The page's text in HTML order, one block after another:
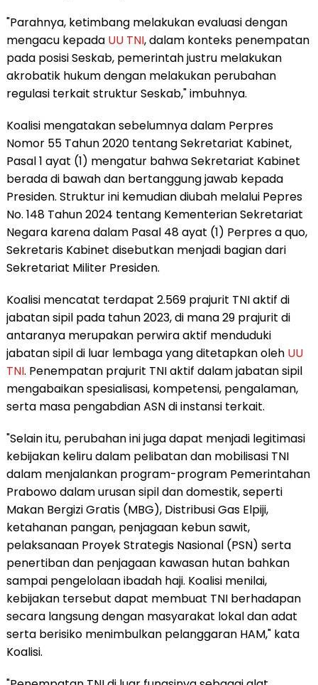
"Parahnya, ketimbang melakukan evaluasi dengan
mengacu kepada UU TNI, dalam konteks penempatan
pada posisi Seskab, pemerintah justru melakukan
akrobatik hukum dengan melakukan perubahan
regulasi terkait struktur Seskab," imbuhnya.
Koalisi mengatakan sebelumnya dalam Perpres
Nomor 55 Tahun 2020 tentang Sekretariat Kabinet,
Pasal 1 ayat (1) mengatur bahwa Sekretariat Kabinet
berada di bawah dan bertanggung jawab kepada
Presiden. Struktur ini kemudian diubah melalui Pepres
No. 148 Tahun 2024 tentang Kementerian Sekretariat
Negara karena dalam Pasal 48 ayat (1) Perpres a quo,
Sekretaris Kabinet disebutkan menjadi bagian dari
Sekretariat Militer Presiden.
Koalisi mencatat terdapat 2.569 prajurit TNI aktif di
jabatan sipil pada tahun 2023, di mana 29 prajurit di
antaranya merupakan perwira aktif menduduki
jabatan sipil di luar lembaga yang ditetapkan oleh UU
TNI. Penempatan prajurit TNI aktif dalam jabatan sipil
mengabaikan spesialisasi, kompetensi, pengalaman,
serta masa pengabdian ASN di instansi terkait.
"Selain itu, perubahan ini juga dapat menjadi legitimasi
kebijakan keliru dalam pelibatan dan mobilisasi TNI
dalam menjalankan program-program Pemerintahan
Prabowo dalam urusan sipil dan domestik, seperti
Makan Bergizi Gratis (MBG), Distribusi Gas Elpiji,
ketahanan pangan, penjagaan kebun sawit,
pelaksanaan Proyek Strategis Nasional (PSN) serta
penertiban dan penjagaan kawasan hutan bahkan
sampai pengelolaan ibadah haji. Koalisi menilai,
kebijakan tersebut dapat membuat TNI berhadapan
secara langsung dengan masyarakat lokal dan adat
serta berisiko menimbulkan pelanggaran HAM," kata
Koalisi.